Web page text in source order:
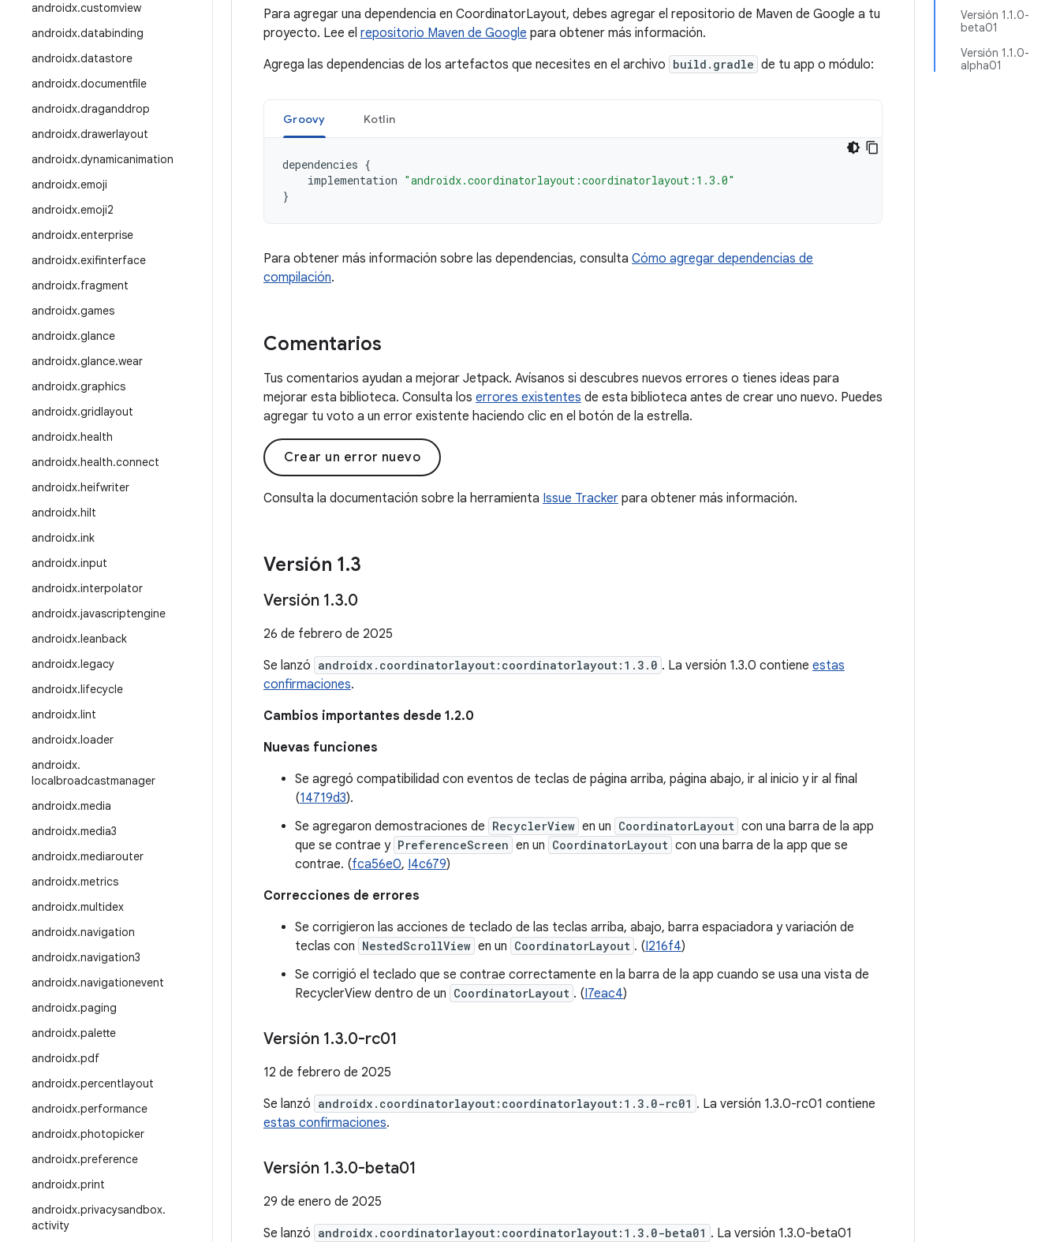
androidx.customview
androidx.databinding
androidx.datastore
androidx.documentfile
androidx.draganddrop
androidx.drawerlayout
androidx.dynamicanimation
androidx.emoji
androidx.emoji2
androidx.enterprise
androidx.exifinterface
androidx.fragment
androidx.games
androidx.glance
androidx.glance.wear
androidx.graphics
androidx.gridlayout
androidx.health
androidx.health.connect
androidx.heifwriter
androidx.hilt
androidx.ink
androidx.input
androidx.interpolator
androidx.javascriptengine
androidx.leanback
androidx.legacy
androidx.lifecycle
androidx.lint
androidx.loader
androidx.
localbroadcastmanager
androidx.media
androidx.media3
androidx.mediarouter
androidx.metrics
androidx.multidex
androidx.navigation
androidx.navigation3
androidx.navigationevent
androidx.paging
androidx.palette
androidx.pdf
androidx.percentlayout
androidx.performance
androidx.photopicker
androidx.preference
androidx.print
androidx.privacysandbox.
activity
Versión 1.1.0-
beta01
Versión 1.1.0-
alpha01
Para agregar una dependencia en CoordinatorLayout, debes agregar el repositorio de Maven de Google a tu
proyecto. Lee el repositorio Maven de Google para obtener más información.
Agrega las dependencias de los artefactos que necesites en el archivo build.gradle de tu app o módulo:
Groovy Kotlin
dependencies {
implementation "androidx.coordinatorlayout:coordinatorlayout:1.3.0"
}
Para obtener más información sobre las dependencias, consulta Cómo agregar dependencias de
compilación.
Comentarios
Tus comentarios ayudan a mejorar Jetpack. Avísanos si descubres nuevos errores o tienes ideas para
mejorar esta biblioteca. Consulta los errores existentes de esta biblioteca antes de crear uno nuevo. Puedes
agregar tu voto a un error existente haciendo clic en el botón de la estrella.
Crear un error nuevo
Consulta la documentación sobre la herramienta Issue Tracker para obtener más información.
Versión 1.3
Versión 1.3.0
26 de febrero de 2025
Se lanzó androidx.coordinatorlayout:coordinatorlayout:1.3.0 . La versión 1.3.0 contiene estas
confirmaciones.
Cambios importantes desde 1.2.0
Nuevas funciones
Se agregó compatibilidad con eventos de teclas de página arriba, página abajo, ir al inicio y ir al final
(14719d3).
Se agregaron demostraciones de RecyclerView en un CoordinatorLayout con una barra de la app
que se contrae y PreferenceScreen en un CoordinatorLayout con una barra de la app que se
contrae. (fca56e0, I4c679)
Correcciones de errores
Se corrigieron las acciones de teclado de las teclas arriba, abajo, barra espaciadora y variación de
teclas con NestedScrollView en un CoordinatorLayout . (I216f4)
Se corrigió el teclado que se contrae correctamente en la barra de la app cuando se usa una vista de
RecyclerView dentro de un CoordinatorLayout . (I7eac4)
Versión 1.3.0-rc01
12 de febrero de 2025
Se lanzó androidx.coordinatorlayout:coordinatorlayout:1.3.0-rc01 . La versión 1.3.0-rc01 contiene
estas confirmaciones.
Versión 1.3.0-beta01
29 de enero de 2025
Se lanzó androidx.coordinatorlayout:coordinatorlayout:1.3.0-beta01 . La versión 1.3.0-beta01